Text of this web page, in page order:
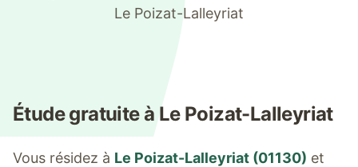
Le Poizat-Lalleyriat
Étude gratuite à Le Poizat-Lalleyriat
Vous résidez à Le Poizat-Lalleyriat (01130) et